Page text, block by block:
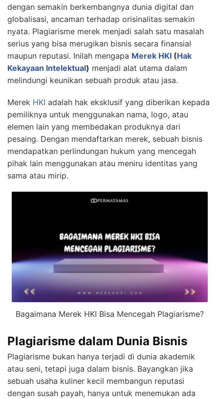
dengan semakin berkembangnya dunia digital dan
globalisasi, ancaman terhadap orisinalitas semakin
nyata. Plagiarisme merek menjadi salah satu masalah
serius yang bisa merugikan bisnis secara finansial
maupun reputasi. Inilah mengapa Merek HKI (Hak
Kekayaan Intelektual) menjadi alat utama dalam
melindungi keunikan sebuah produk atau jasa.
Merek HKI adalah hak eksklusif yang diberikan kepada
pemiliknya untuk menggunakan nama, logo, atau
elemen lain yang membedakan produknya dari
pesaing. Dengan mendaftarkan merek, sebuah bisnis
mendapatkan perlindungan hukum yang mencegah
pihak lain menggunakan atau meniru identitas yang
sama atau mirip.
Bagaimana Merek HKI Bisa Mencegah Plagiarisme?
Plagiarisme dalam Dunia Bisnis
Plagiarisme bukan hanya terjadi di dunia akademik
atau seni, tetapi juga dalam bisnis. Bayangkan jika
sebuah usaha kuliner kecil membangun reputasi
dengan susah payah, hanya untuk menemukan ada